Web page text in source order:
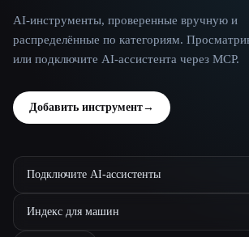
AI-инструменты, проверенные вручную и
распределённые по категориям.
или подключите AI-ассистента через MCP.
Добавить инструмент→
Подключите AI-ассистенты
Индекс для машин